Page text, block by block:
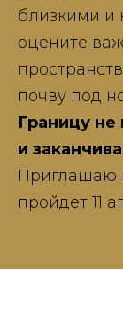
близкими и
оцените
почву под
Границу не
и
Приглашаю
пройдет 11